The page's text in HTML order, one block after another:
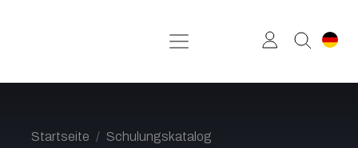
Startseite
Schulungskatalog